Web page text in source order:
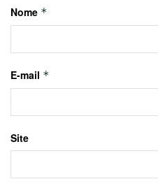
Nome *
E-mail *
Site